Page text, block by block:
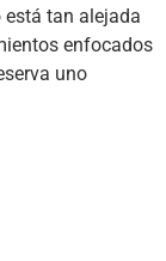
tan alejada
enfocados
uno